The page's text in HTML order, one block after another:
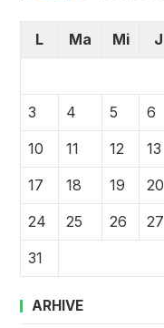
L Ma Mi J
3
4 5 6
10
11 12 13
17
18 19 20
24
25 26 27
31
ARHIVE